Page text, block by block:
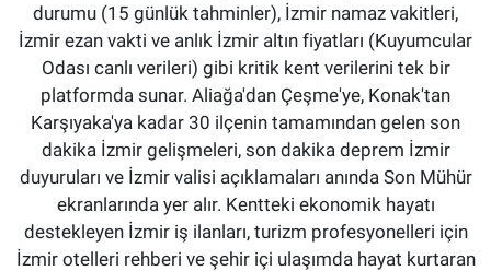
durumu (15 günlük tahminler), İzmir namaz vakitleri,
İzmir ezan vakti ve anlık İzmir altın fiyatları (Kuyumcular
Odası canlı verileri) gibi kritik kent verilerini tek bir
platformda sunar. Aliağa'dan Çeşme'ye, Konak'tan
Karşıyaka'ya kadar 30 ilçenin tamamından gelen son
dakika İzmir gelişmeleri, son dakika deprem İzmir
duyuruları ve İzmir valisi açıklamaları anında Son Mühür
ekranlarında yer alır. Kentteki ekonomik hayatı
destekleyen İzmir iş ilanları, turizm profesyonelleri için
İzmir otelleri rehberi ve şehir içi ulaşımda hayat kurtaran